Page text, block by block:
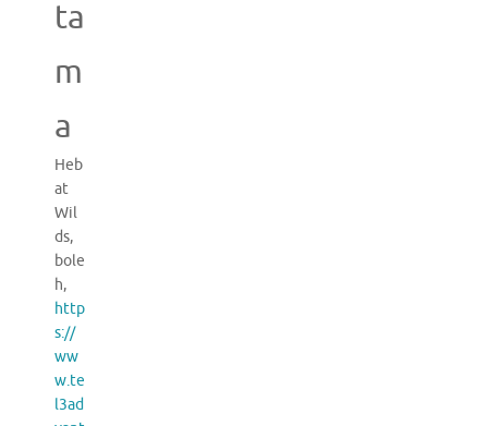
ta
m
a
Heb
at
Wil
ds,
bole
h,
http
s://
ww
w.te
l3ad